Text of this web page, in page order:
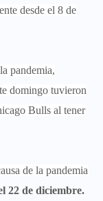
desde el 8 de
pandemia,
domingo tuvieron
Bulls al tener
de la pandemia
22 de diciembre.